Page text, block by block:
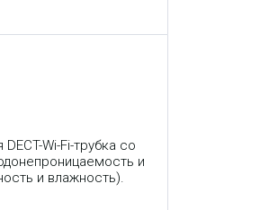
Wi-Fi-трубка со
и
и влажность).